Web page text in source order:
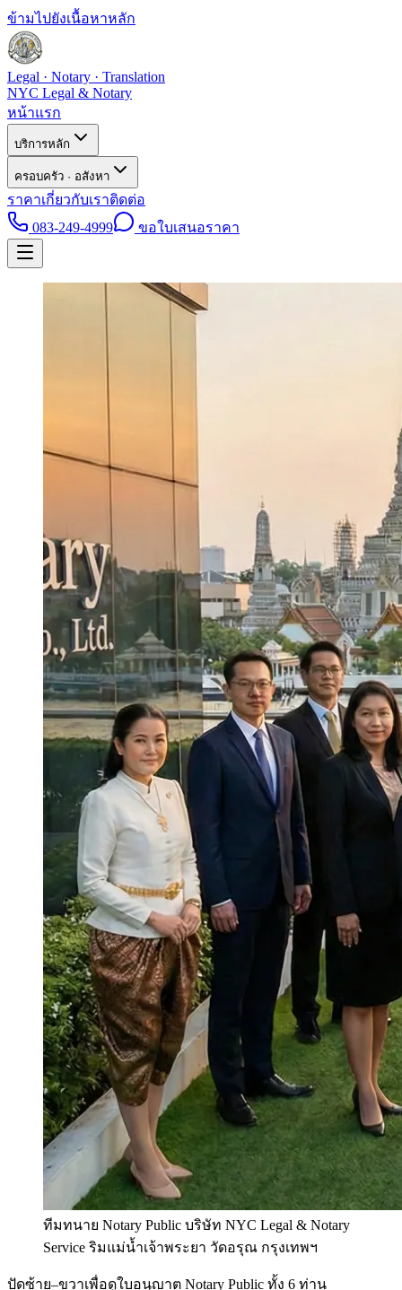
ข้ามไปยังเนื้อหาหลัก
Legal · Notary · Translation
NYC Legal & Notary
หน้าแรก
บริการหลัก
ครอบครัว · อสังหา
ราคาเกี่ยวกับเราติดต่อ
083-249-4999
ขอใบเสนอราคา
ทีมทนาย Notary Public บริษัท NYC Legal & Notary
Service ริมแม่น้ำเจ้าพระยา วัดอรุณ กรุงเทพฯ
ปัดซ้าย–ขวาเพื่อดูใบอนุญาต Notary Public ทั้ง 6 ท่าน